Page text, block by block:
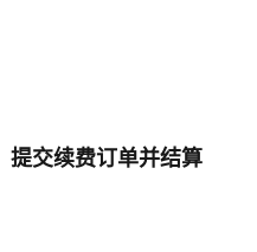
提交续费订单并结算